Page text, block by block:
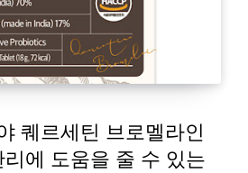
퀘르세틴 브로멜라인
에 도움을 줄 수 있는